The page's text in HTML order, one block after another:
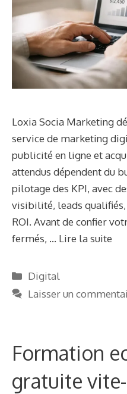
Loxia Socia Marketing
service de marketing
publicité en ligne et
attendus dépendent du
pilotage des KPI, avec
visibilité, leads
ROI. Avant de confier
fermés, … Lire la suite
Catégories
Digital
Laisser un
Formation
gratuite